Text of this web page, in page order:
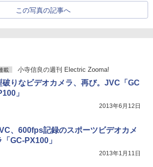
この写真の記事へ
載 小寺信良の週刊 Electric Zooma!
破りなビデオカメラ、再び。JVC「GC
」
2013年6月12日
、600fps記録のスポーツビデオカメ
「GC-PX100」
2013年1月11日